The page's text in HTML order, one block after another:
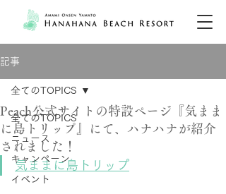
記事
全てのTOPICS
ニュース
キャンペーン
イベント
全てのTOPICS
Peach公式サイトの特設ページ『気まま
に島トリップ』にて、ハナハナが紹介
されました！
気ままに島トリップ